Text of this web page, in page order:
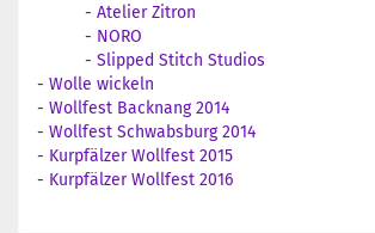
- Atelier Zitron
- NORO
- Slipped Stitch Studios
- Wolle wickeln
- Wollfest Backnang 2014
- Wollfest Schwabsburg 2014
- Kurpfälzer Wollfest 2015
- Kurpfälzer Wollfest 2016